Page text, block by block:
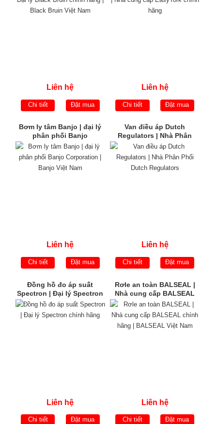
Liên hệ
Chi tiết Đặt mua
Liên hệ
Chi tiết Đặt mua
Bơm ly tâm Banjo | đại lý
phân phối Banjo
Corporation | Banjo Việt
Nam
Liên hệ
Chi tiết Đặt mua
Van điều áp Dutch
Regulators | Nhà Phân
Phối Dutch Regulators
Liên hệ
Chi tiết Đặt mua
Đồng hồ đo áp suất
Spectron | Đại lý Spectron
chính hãng
Liên hệ
Chi tiết Đặt mua
Rơle an toàn BALSEAL |
Nhà cung cấp BALSEAL
chính hãng | BALSEAL
Việt Nam
Liên hệ
Chi tiết Đặt mua